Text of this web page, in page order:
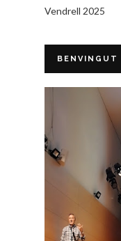
Vendrell 2025
BENVINGUT